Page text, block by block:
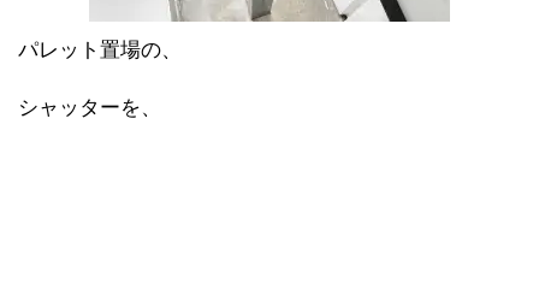
パレット置場の、
シャッターを、